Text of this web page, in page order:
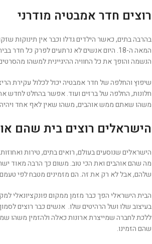
רוצים חדר אמבטיה מודרני
בהרבה בתים, כאשר הילדים גדלו וכבר אין תינוקות
המאה ה-18. היום אנשים לא נרתעים לפרק כל
הנשמה והופך את כל החוויה ההיגיינית למשהו
שיפוץ והחלפה של חדר אמבטיה יכול לכלול עקירת
חלונות, החלפה של ברזים ועוד. אפשר בהחלט לחדש
משהו שאתם ממש אוהבים, משהו שאין לאף אחד
הישראלים רוצים בית שהם
הישראלים שנוסעים בעולם, רואים בתים, טירות
מה שהם אוהבים ואת הכי טוב. משום כך הרבה מאוד
שלהם, אבל לא רק את זה. הם מזמינים מטבח לפי טעמם
הבית הישראלי הפך כבר מזמן ממקום פונקציונאלי
בעיצוב שלו ושל הרהיטים שלו. אנשים כבר רוצים
ללכת לחברה שמייצרת ארונות כאלה ולהזמין משהו
שהם הזמינו.